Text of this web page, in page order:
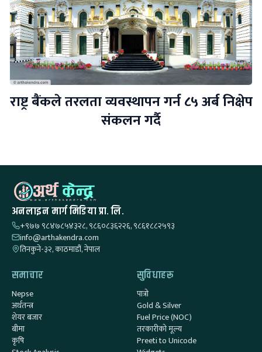
राष्ट्र बैंकले तरलता व्यवस्थापन गर्न ८५ अर्ब निक्षेप
संकलन गर्दै
अनलाइन मार्ग मिडिया प्रा. लि.
+९७७ ९८४७८५४३२८, ९८६०८३६२२६, ९८६१८८२५९३
info@arthakendra.com
तिनकुने-३२, काठमाडौं, नेपाल
समाचार
Nepse
अर्थतन्त्र
शेयर बजार
बीमा
कृषि
सुविधाहरू
पात्रो
Gold & Silver
Fuel Price (NOC)
तरकारीको मूल्य
Preeti to Unicode